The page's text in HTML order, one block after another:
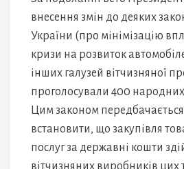
внесення змін до деяких
України (про мінімізацію
кризи на розвиток
інших галузей вітчизняної
проголосували 400 народних
Цим законом передбачається
встановити, що закупівля
послуг за державні кошти
вітчизняних виробників цих